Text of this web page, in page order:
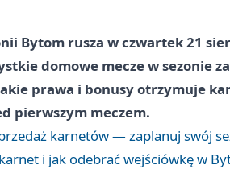
Bytom rusza w czwartek 21
domowe mecze w sezonie
prawa i bonusy otrzymuje
pierwszym meczem.
karnetów — zaplanuj swój
i jak odebrać wejściówkę w